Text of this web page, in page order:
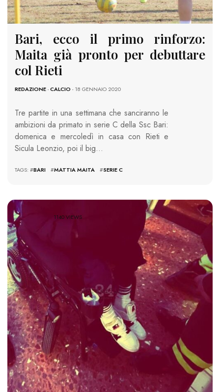
Bari, ecco il primo rinforzo:
Maita già pronto per debuttare
col Rieti
REDAZIONE-CALCIO - 18 GENNAIO 2020
Tre partite in una settimana che sanciranno le
ambizioni da primato in serie C della Ssc Bari:
domenica e mercoledì in casa con Rieti e
Sicula Leonzio, poi il big…
TAGS: #BARI #MATTIA MAITA #SERIE C
1140 VIEWS